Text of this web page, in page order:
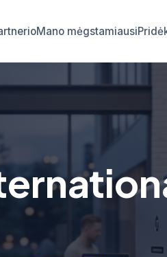
Mano mėgstamiausi